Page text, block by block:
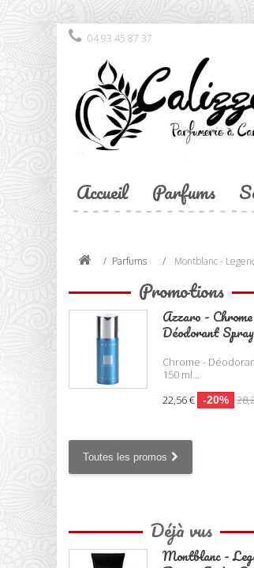
04 93 45 87 37
Accueil Parfums
Parfums Montblanc -
Promotions
Azzaro -
Déodorant Spray
Chrome -
150 ml...
22,56 €
-20%
Toutes les promos
Déjà vus
Montblanc -